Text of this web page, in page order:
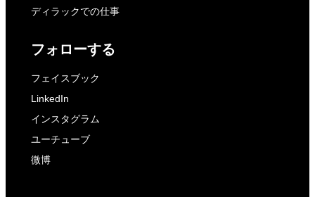
ディラックでの仕事
フォローする
フェイスブック
LinkedIn
インスタグラム
ユーチューブ
微博